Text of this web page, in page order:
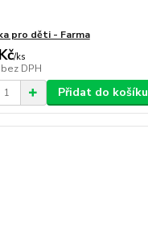
pro děti - Farma
/ks
bez DPH
Přidat do košíku